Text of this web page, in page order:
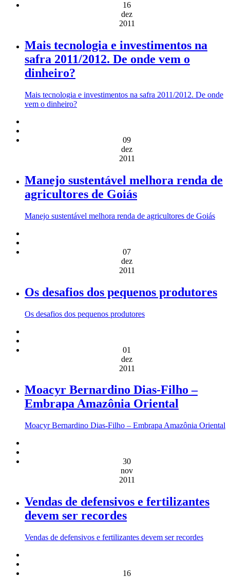
16
dez
2011
Mais tecnologia e investimentos na
safra 2011/2012. De onde vem o
dinheiro?
Mais tecnologia e investimentos na safra 2011/2012. De onde
vem o dinheiro?
09
dez
2011
Manejo sustentável melhora renda de
agricultores de Goiás
Manejo sustentável melhora renda de agricultores de Goiás
07
dez
2011
Os desafios dos pequenos produtores
Os desafios dos pequenos produtores
01
dez
2011
Moacyr Bernardino Dias-Filho –
Embrapa Amazônia Oriental
Moacyr Bernardino Dias-Filho – Embrapa Amazônia Oriental
30
nov
2011
Vendas de defensivos e fertilizantes
devem ser recordes
Vendas de defensivos e fertilizantes devem ser recordes
16